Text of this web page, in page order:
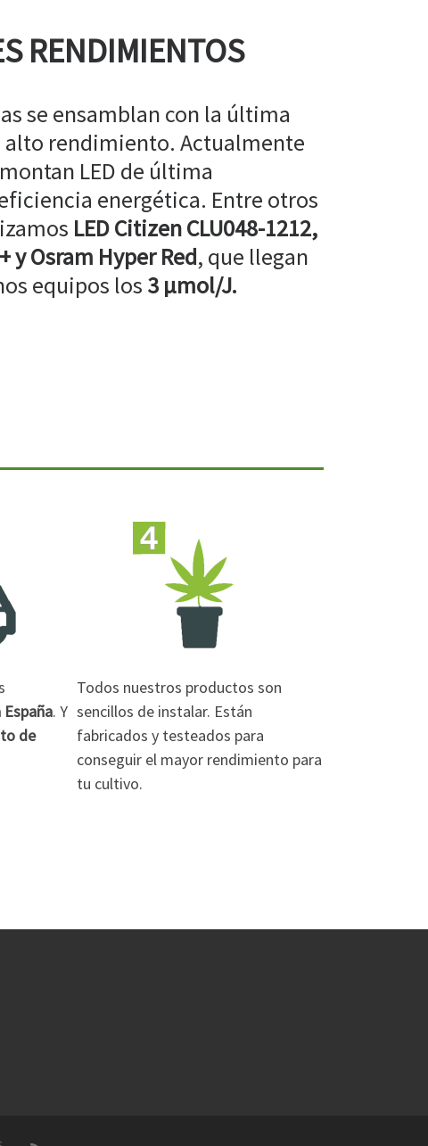
RENDIMIENTOS
se ensamblan con la última
alto rendimiento. Actualmente
LED de última
energética. Entre otros
LED Citizen CLU048-1212,
y Osram Hyper Red, que llegan
equipos los 3 µmol/J.
. Y
de
Todos nuestros productos son
sencillos de instalar. Están
fabricados y testeados para
conseguir el mayor rendimiento para
tu cultivo.